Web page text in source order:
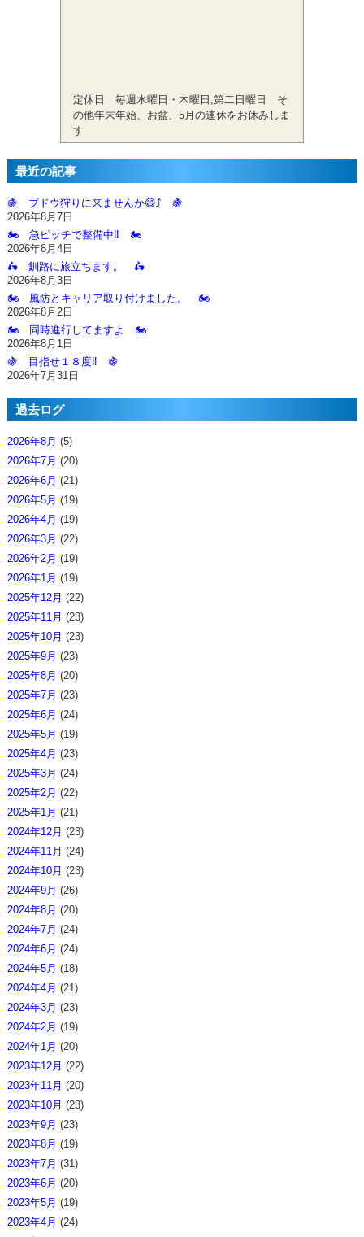
定休日 毎週水曜日・木曜日,第二日曜日 そ
の他年末年始、お盆、5月の連休をお休みしま
す
最近の記事
🍇 ブドウ狩りに来ませんか😄⤴️ 🍇
2026年8月7日
🏍️ 急ピッチで整備中‼️ 🏍️
2026年8月4日
🛵 釧路に旅立ちます。 🛵
2026年8月3日
🏍️ 風防とキャリア取り付けました。 🏍️
2026年8月2日
🏍️ 同時進行してますよ 🏍️
2026年8月1日
🍇 目指せ１８度‼️ 🍇
2026年7月31日
過去ログ
2026年8月 (5)
2026年7月 (20)
2026年6月 (21)
2026年5月 (19)
2026年4月 (19)
2026年3月 (22)
2026年2月 (19)
2026年1月 (19)
2025年12月 (22)
2025年11月 (23)
2025年10月 (23)
2025年9月 (23)
2025年8月 (20)
2025年7月 (23)
2025年6月 (24)
2025年5月 (19)
2025年4月 (23)
2025年3月 (24)
2025年2月 (22)
2025年1月 (21)
2024年12月 (23)
2024年11月 (24)
2024年10月 (23)
2024年9月 (26)
2024年8月 (20)
2024年7月 (24)
2024年6月 (24)
2024年5月 (18)
2024年4月 (21)
2024年3月 (23)
2024年2月 (19)
2024年1月 (20)
2023年12月 (22)
2023年11月 (20)
2023年10月 (23)
2023年9月 (23)
2023年8月 (19)
2023年7月 (31)
2023年6月 (20)
2023年5月 (19)
2023年4月 (24)